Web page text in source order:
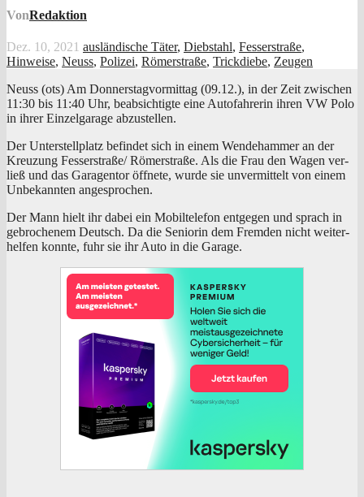
VonRedaktion
Dez. 10, 2021 ausländische Täter, Diebstahl, Fesserstraße,
Hinweise, Neuss, Polizei, Römerstraße, Trickdiebe, Zeugen
Neuss (ots) Am Don­ners­tag­vor­mit­tag (09.12.), in der Zeit zwi­schen
11:30 bis 11:40 Uhr, beab­sich­tig­te eine Auto­fah­re­rin ihren VW Polo
in ihrer Ein­zel­ga­ra­ge abzustellen.
Der Unter­stell­platz befin­det sich in einem Wen­de­ham­mer an der
Kreu­zung Fesserstraße/ Römer­stra­ße. Als die Frau den Wagen ver­
ließ und das Gara­gen­tor öff­ne­te, wur­de sie unver­mit­telt von einem
Unbe­kann­ten angesprochen.
Der Mann hielt ihr dabei ein Mobil­te­le­fon ent­ge­gen und sprach in
gebro­che­nem Deutsch. Da die Senio­rin dem Frem­den nicht wei­ter­
hel­fen konn­te, fuhr sie ihr Auto in die Garage.